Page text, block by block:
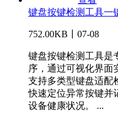
键盘按键检测工具一
752.00KB丨07-08
键盘按键检测工具是
序，通过可视化界面
支持多类型键盘适配
快速定位异常按键并
设备健康状况。 ...